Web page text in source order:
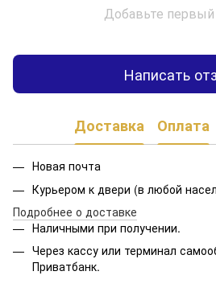
Добавьте
Написать
Доставка Оплата
Новая почта
Курьером к двери (в любой
Подробнее о доставке
Наличными при получении.
Через кассу или терминал
Приватбанк.